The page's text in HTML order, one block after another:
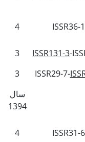
4 ISSR36-1
3 ISSR131-3-
3 ISSR29-7-
سال
1394
4 ISSR31-6